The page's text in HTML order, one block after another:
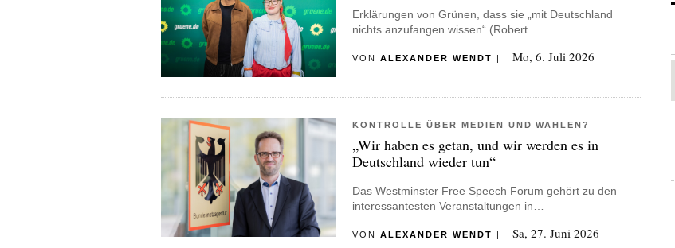
Erklärungen von Grünen, dass sie „mit Deutschland
nichts anzufangen wissen“ (Robert…
VON ALEXANDER WENDT | Mo, 6. Juli 2026
KONTROLLE ÜBER MEDIEN UND WAHLEN?
„Wir haben es getan, und wir werden es in
Deutschland wieder tun“
Das Westminster Free Speech Forum gehört zu den
interessantesten Veranstaltungen in…
VON ALEXANDER WENDT | Sa, 27. Juni 2026